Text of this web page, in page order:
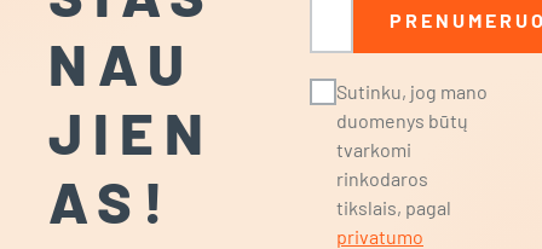
NAU
JIEN
AS!
Sutinku, jog mano
duomenys būtų
tvarkomi
rinkodaros
tikslais, pagal
privatumo